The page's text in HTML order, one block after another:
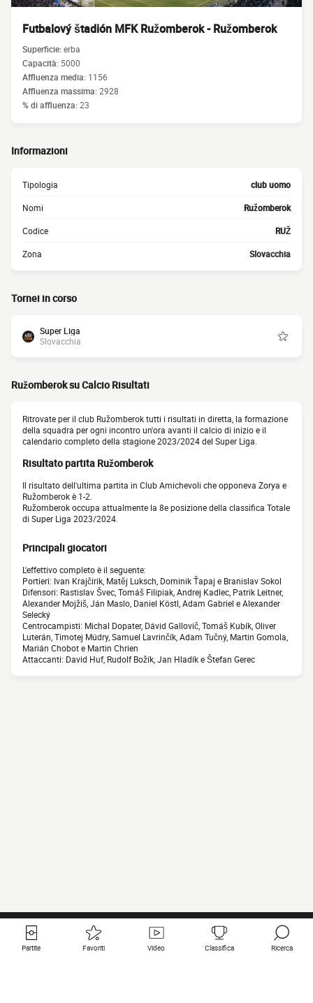
Futbalový štadión MFK Ružomberok - Ružomberok
Superficie:erba
Capacità: 5000
Affluenza media: 1156
Affluenza massima:2928
% di affluenza:23
Informazioni
Tipologia club uomo
Nomi Ružomberok
Codice RUŽ
Zona Slovacchia
Tornei in corso
Super Liga
Slovacchia
Ružomberok su Calcio Risultati
Ritrovate per il club Ružomberok tutti i risultati in diretta, la formazione
della squadra per ogni incontro un'ora avanti il calcio di inizio e il
calendario completo della stagione 2023/2024 del Super Liga.
Risultato partita Ružomberok
Il risultato dell'ultima partita in Club Amichevoli che opponeva Zorya e
Ružomberok è 1-2.
Ružomberok occupa attualmente la 8e posizione della classifica Totale
di Super Liga 2023/2024.
Principali giocatori
L'effettivo completo è il seguente:
Portieri: Ivan Krajčírik, Matěj Luksch, Dominik Ťapaj e Branislav Sokol
Difensori: Rastislav Švec, Tomáš Filipiak, Andrej Kadlec, Patrik Leitner,
Alexander Mojžiš, Ján Maslo, Daniel Köstl, Adam Gabriel e Alexander
Selecký
Centrocampisti: Michal Dopater, Dávid Gallovič, Tomáš Kubík, Oliver
Luterán, Timotej Múdry, Samuel Lavrinčík, Adam Tučný, Martin Gomola,
Marián Chobot e Martin Chrien
Attaccanti: David Huf, Rudolf Božík, Jan Hladík e Štefan Gerec
Partite Favoriti Video Classifica Ricerca